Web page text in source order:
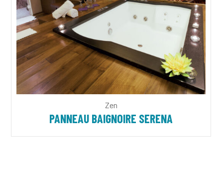
Zen
PANNEAU BAIGNOIRE SERENA